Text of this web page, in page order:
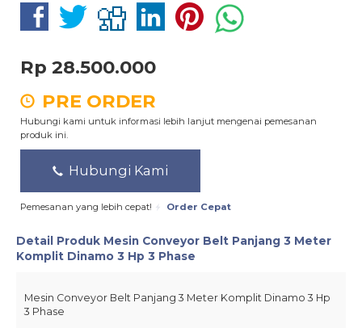
Rp 28.500.000
PRE ORDER
Hubungi kami untuk informasi lebih lanjut mengenai pemesanan
produk ini.
Hubungi Kami
Pemesanan yang lebih cepat! Order Cepat
Detail Produk Mesin Conveyor Belt Panjang 3 Meter
Komplit Dinamo 3 Hp 3 Phase
Mesin Conveyor Belt Panjang 3 Meter Komplit Dinamo 3 Hp
3 Phase